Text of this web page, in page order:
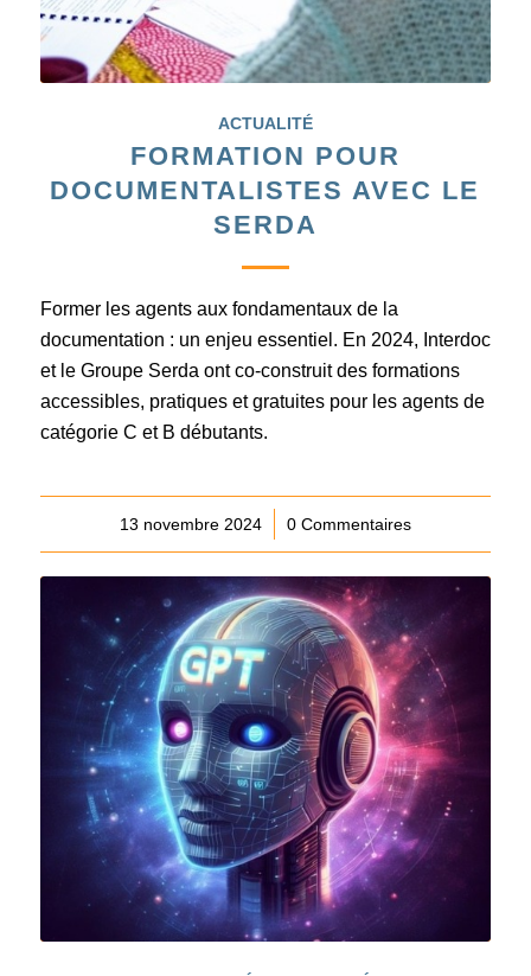
ACTUALITÉ
FORMATION POUR
DOCUMENTALISTES AVEC LE
SERDA
Former les agents aux fondamentaux de la
documentation : un enjeu essentiel. En 2024, Interdoc
et le Groupe Serda ont co-construit des formations
accessibles, pratiques et gratuites pour les agents de
catégorie C et B débutants.
13 novembre 2024
/ 0 Commentaires